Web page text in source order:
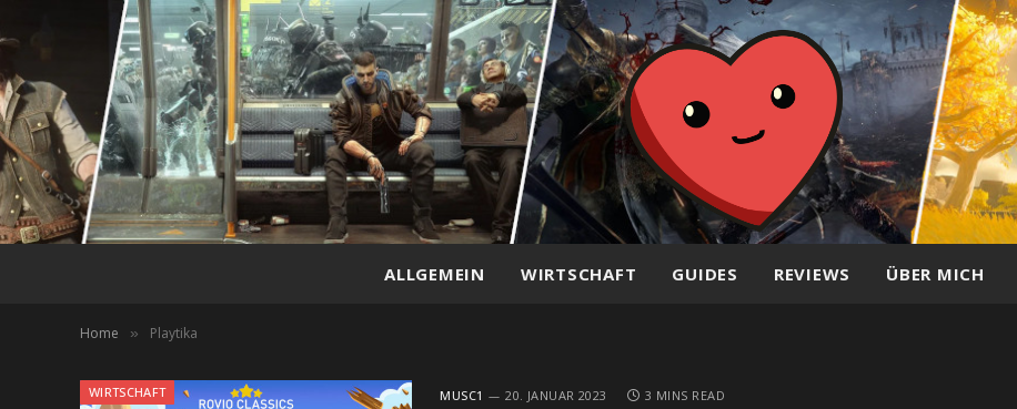
ALLGEMEIN WIRTSCHAFT GUIDES REVIEWS ÜBER MICH
Home » Playtika
WIRTSCHAFT MUSC1 20. JANUAR 2023 3 MINS READ